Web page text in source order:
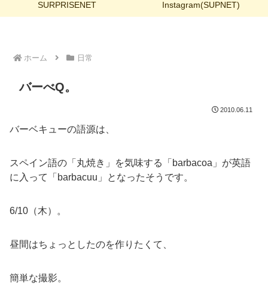
SURPRISENET Instagram(SUPNET)
ホーム 日常
バーべQ。
2010.06.11
バーベキューの語源は、
スペイン語の「丸焼き」を気味する「barbacoa」が英語
に入って「barbacuu」となったそうです。
6/10（木）。
昼間はちょっとしたのを作りたくて、
簡単な撮影。